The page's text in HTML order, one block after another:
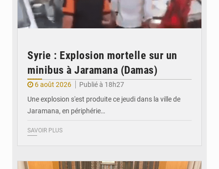
Syrie : Explosion mortelle sur un
minibus à Jaramana (Damas)
6 août 2026
Publié à 18h27
Une explosion s'est produite ce jeudi dans la ville de
Jaramana, en périphérie…
SAVOIR PLUS